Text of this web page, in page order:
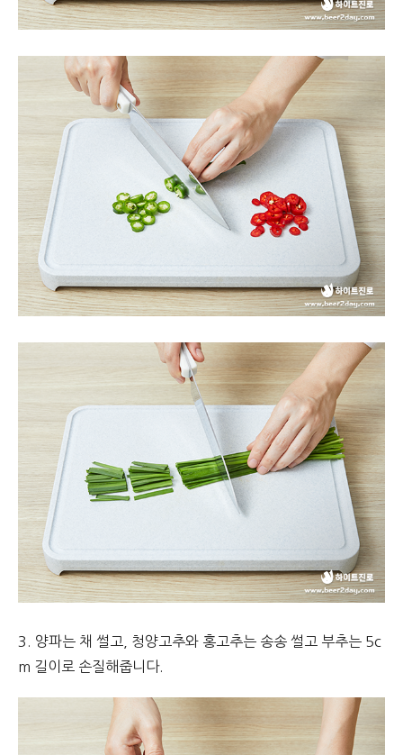
3. 양파는 채 썰고, 청양고추와 홍고추는 송송 썰고 부추는 5c
m 길이로 손질해줍니다.